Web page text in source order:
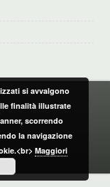
si avvalgono
finalità illustrate
scorrendo
la navigazione
Maggiori